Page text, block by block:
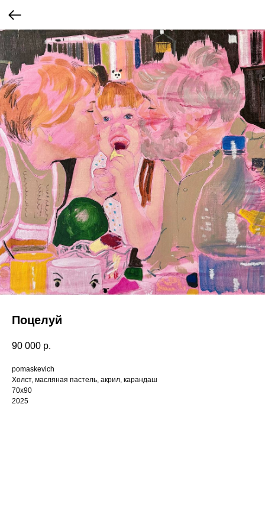
Поцелуй
90 000 р.
pomaskevich
Холст, масляная пастель, акрил, карандаш
70x90
2025